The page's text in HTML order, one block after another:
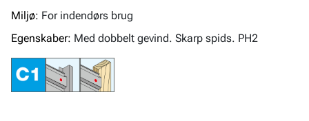
Miljø: For indendørs brug
Egenskaber: Med dobbelt gevind. Skarp spids. PH2